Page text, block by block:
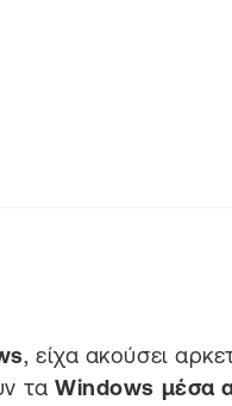
, είχα ακούσει
ταWindows μέσα